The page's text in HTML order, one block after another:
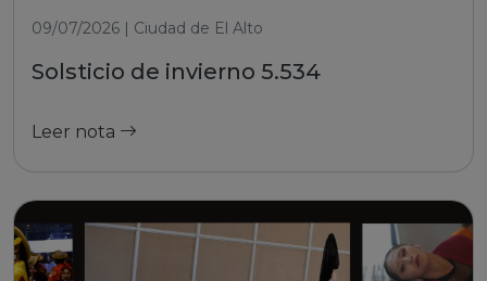
09/07/2026 | Ciudad de El Alto
Solsticio de invierno 5.534
Leer nota